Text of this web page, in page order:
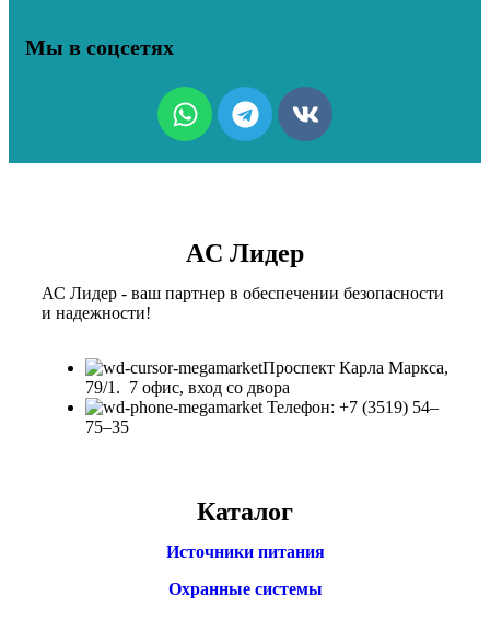
Мы в соцсетях
AC Лидер
АС Лидер - ваш партнер в обеспечении безопасности
и надежности!
​Проспект Карла Маркса,
79/1. 7 офис, вход со двора
Телефон: +7 (3519) 54‒
75‒35
Каталог
Источники питания
Охранные системы